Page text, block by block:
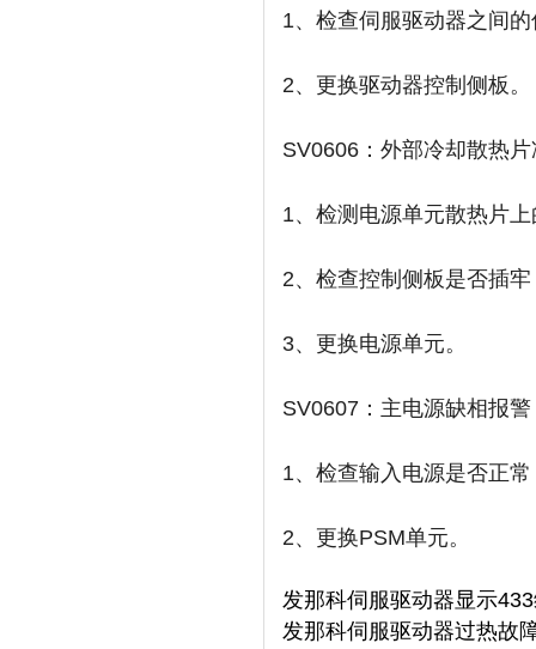
1、检查伺服驱动器之间
2、更换驱动器控制侧板。
SV0606：外部冷却散热
1、检测电源单元散热片
2、检查控制侧板是否插牢
3、更换电源单元。
SV0607：主电源缺相报警
1、检查输入电源是否正
2、更换PSM单元。
发那科伺服驱动器显示
发那科伺服驱动器过热故